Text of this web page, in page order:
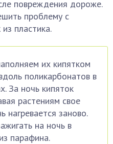
повреждения дороже.
проблему с
пластика.
их кипятком
поликарбонатов в
За ночь кипяток
растениям свое
нагревается заново.
на ночь в
парафина.